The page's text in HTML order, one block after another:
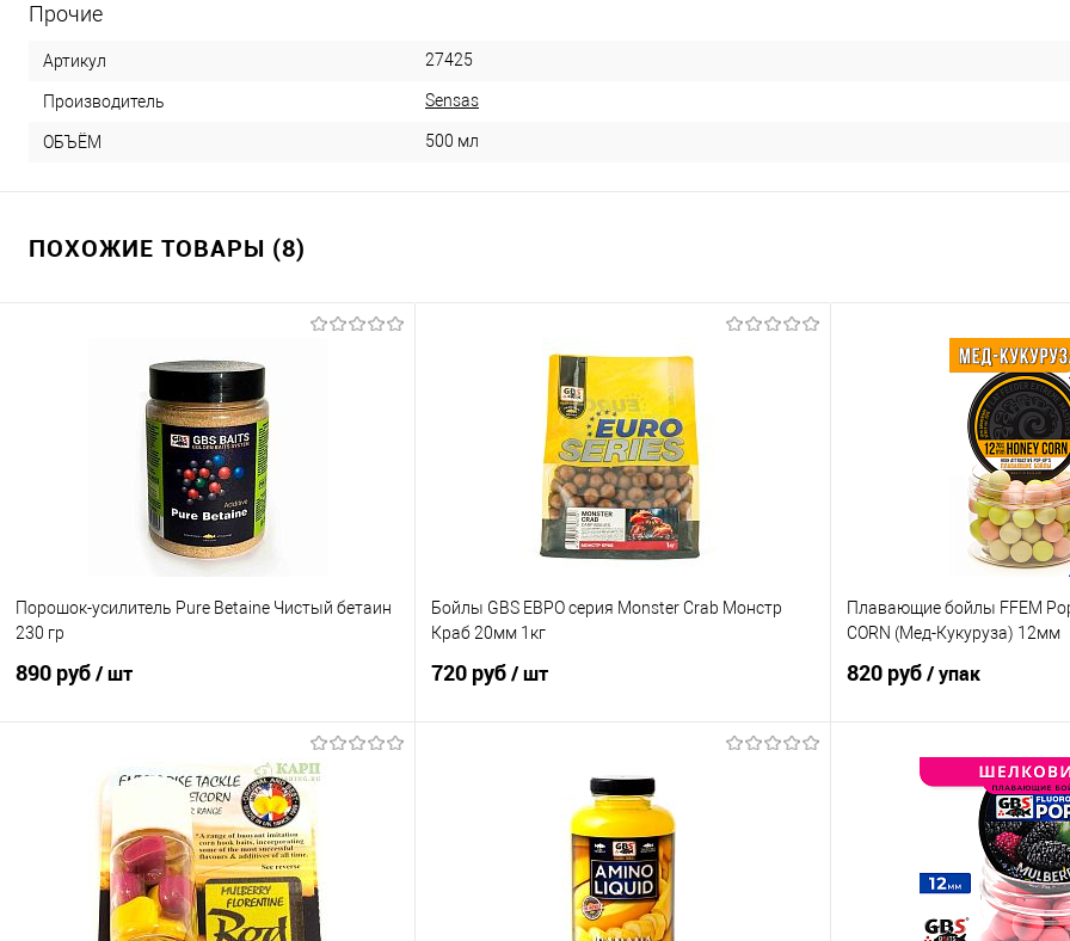
Прочие
Артикул 27425
Производитель Sensas
ОБЪЁМ 500 мл
ПОХОЖИЕ ТОВАРЫ (8)
Порошок-усилитель Pure Betaine Чистый бетаин
230 гр
890 руб/ шт
В корзину
Купить в 1 клик
Сравнение
В избранное
В наличии
Бойлы GBS ЕВРО серия Monster Crab Монстр
Краб 20мм 1кг
720 руб/ шт
В корзину
Сравнение
В наличии
Плавающие бойлы FFEM
CORN (Мед-Кукуруза) 12мм
820 руб/ упак
В
В избранное